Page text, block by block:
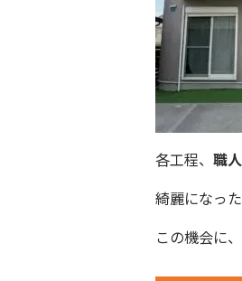
各工程、 職
綺麗になっ
この機会に